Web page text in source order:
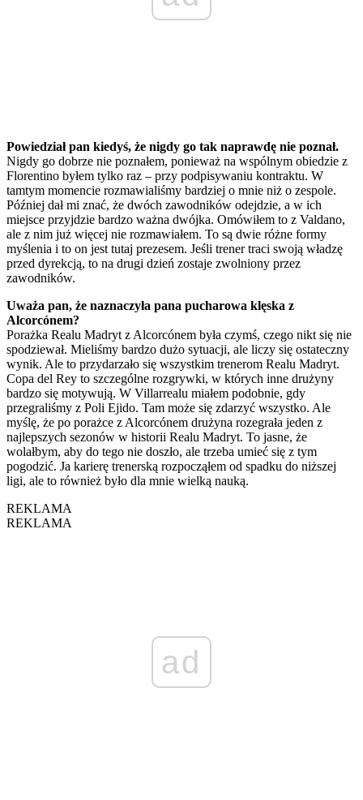
Powiedział pan kiedyś, że nigdy go tak naprawdę nie poznał.
Nigdy go dobrze nie poznałem, ponieważ na wspólnym obiedzie z
Florentino byłem tylko raz – przy podpisywaniu kontraktu. W
tamtym momencie rozmawialiśmy bardziej o mnie niż o zespole.
Później dał mi znać, że dwóch zawodników odejdzie, a w ich
miejsce przyjdzie bardzo ważna dwójka. Omówiłem to z Valdano,
ale z nim już więcej nie rozmawiałem. To są dwie różne formy
myślenia i to on jest tutaj prezesem. Jeśli trener traci swoją władzę
przed dyrekcją, to na drugi dzień zostaje zwolniony przez
zawodników.
Uważa pan, że naznaczyła pana pucharowa klęska z
Alcorcónem?
Porażka Realu Madryt z Alcorcónem była czymś, czego nikt się nie
spodziewał. Mieliśmy bardzo dużo sytuacji, ale liczy się ostateczny
wynik. Ale to przydarzało się wszystkim trenerom Realu Madryt.
Copa del Rey to szczególne rozgrywki, w których inne drużyny
bardzo się motywują. W Villarrealu miałem podobnie, gdy
przegraliśmy z Poli Ejido. Tam może się zdarzyć wszystko. Ale
myślę, że po porażce z Alcorcónem drużyna rozegrała jeden z
najlepszych sezonów w historii Realu Madryt. To jasne, że
wolałbym, aby do tego nie doszło, ale trzeba umieć się z tym
pogodzić. Ja karierę trenerską rozpocząłem od spadku do niższej
ligi, ale to również było dla mnie wielką nauką.
REKLAMA
REKLAMA
ad